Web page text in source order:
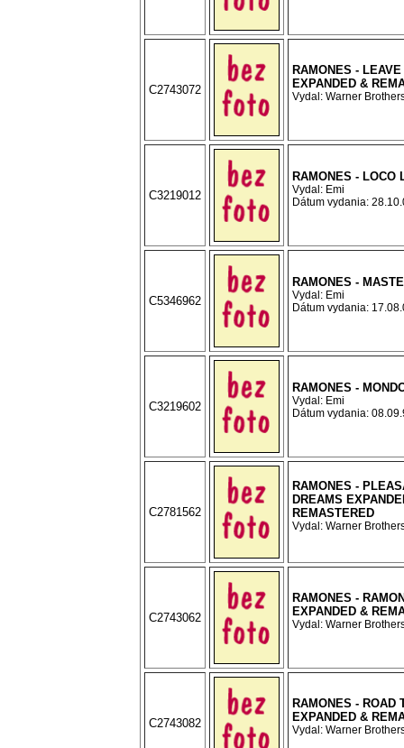
C2743072
RAMONES -
EXPANDED &
Vydal: Warner
C3219012
RAMONES - LOCO
Vydal: Emi
Dátum vydania:
C5346962
RAMONES -
Vydal: Emi
Dátum vydania:
C3219602
RAMONES -
Vydal: Emi
Dátum vydania:
C2781562
RAMONES -
DREAMS
REMASTERED
Vydal: Warner
C2743062
RAMONES -
EXPANDED &
Vydal: Warner
C2743082
RAMONES - ROAD
EXPANDED &
Vydal: Warner